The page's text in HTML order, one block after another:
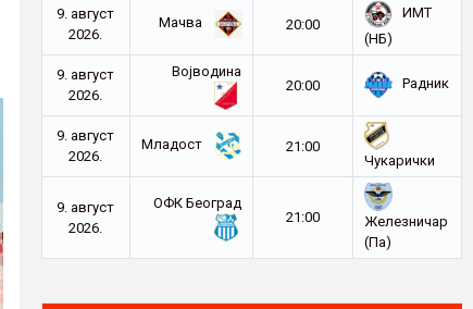
9. август
2026.
Мачва 20:00
ИМТ
(НБ)
9. август
2026.
Војводина
20:00
Радник
9. август
2026.
Младост
21:00
Чукарички
9. август
2026.
ОФК Београд
21:00
Железничар
(Па)